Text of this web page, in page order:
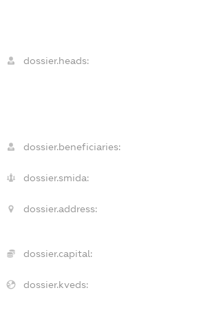
dossier.heads:
dossier.beneficiaries:
dossier.smida:
dossier.address:
dossier.capital:
dossier.kveds: